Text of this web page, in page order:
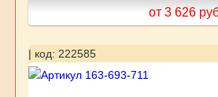
от 3 626
| код: 222585